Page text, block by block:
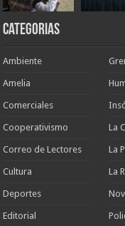
Categorias
Ambiente
Amelia
Comerciales
Cooperativismo
Correo de Lectores
Cultura
Deportes
Editorial
La
La
La